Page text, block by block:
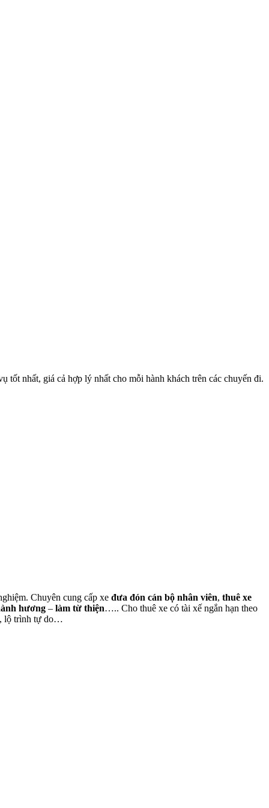
nhất, giá cả hợp lý nhất cho mỗi hành khách trên các chuyến đi.
Chuyên cung cấp xe đưa đón cán bộ nhân viên, thuê xe
hương – làm từ thiện….. Cho thuê xe có tài xế ngắn hạn theo
lộ trình tự do…